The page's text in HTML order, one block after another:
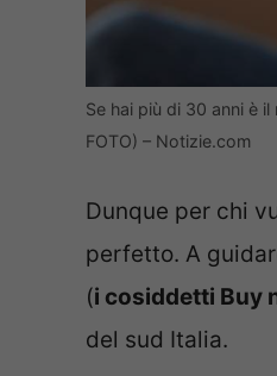
Se hai più di 30 anni è
FOTO) – Notizie.com
Dunque per chi
perfetto. A
(i cosiddetti Buy
del sud Italia.